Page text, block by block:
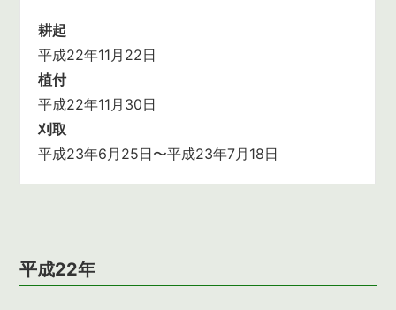
耕起
平成22年11月22日
植付
平成22年11月30日
刈取
平成23年6月25日〜平成23年7月18日
平成22年